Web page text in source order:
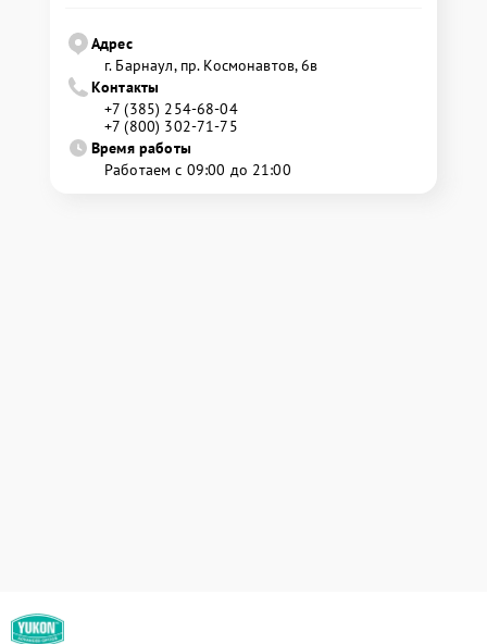
Адрес
г. Барнаул, ​пр. Космонавтов, 6в
Контакты
+7 (385) 254-68-04
+7 (800) 302-71-75
Время работы
Работаем с 09:00 до 21:00